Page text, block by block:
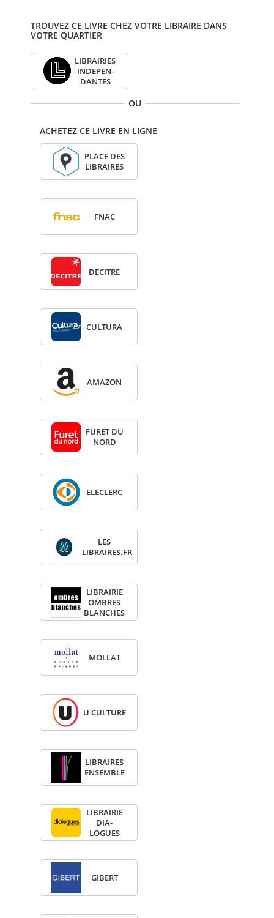
TROUVEZ CE LIVRE CHEZ VOTRE LIBRAIRE DANS
VOTRE QUARTIER
LIBRAI­RIES
INDE­PEN­
DANTES
OU
ACHETEZ CE LIVRE EN LIGNE
PLACE DES
LIBRAIRES
FNAC
DECITRE
CULTURA
AMA­ZON
FURET DU
NORD
ELE­CLERC
LES
LIBRAIRES.FR
LIBRAI­RIE
OMBRES
BLANCHES
MOL­LAT
U CULTURE
LIBRAIRES
ENSEMBLE
LIBRAI­RIE
DIA­
LOGUES
GIBERT